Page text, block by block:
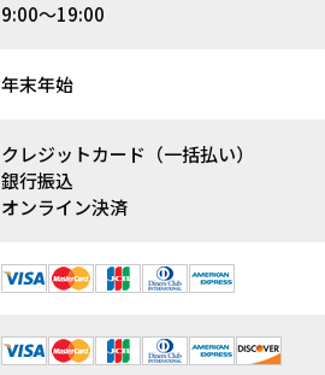
9:00～19:00
年末年始
クレジットカード（一括払い）
銀行振込
オンライン決済